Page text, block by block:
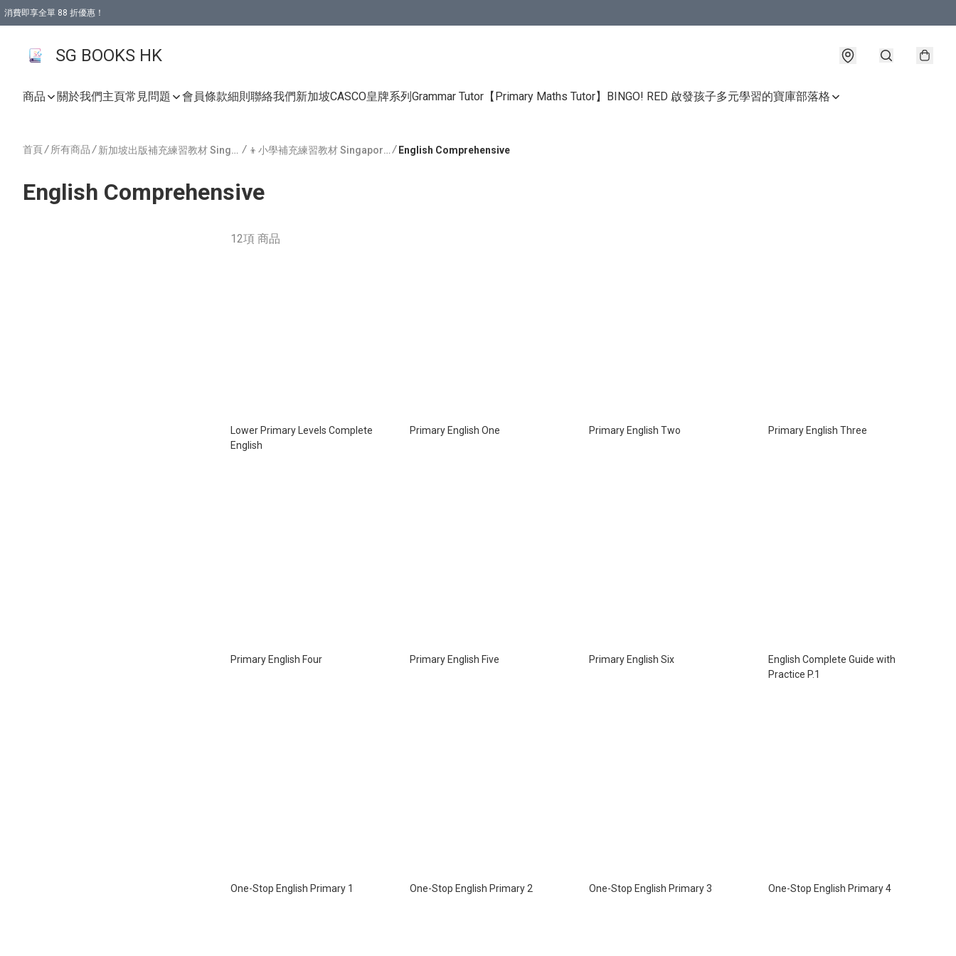
消費即享全單 88 折優惠！
SG BOOKS HK
商品 關於我們主頁常見問題 會員條款細則聯絡我們新加坡CASCO皇牌系列Grammar Tutor 【Primary Maths Tutor】 BINGO! RED 啟發孩子多元學習的寶庫部落格
首頁/ 所有商品 / 新加坡出版補充練習教材 Singapore Publishing / 👦小學補充練習教材 Singapore Primary / English Comprehensive
English Comprehensive
12項 商品
Lower Primary Levels Complete
English
Primary English One Primary English Two Primary English Three
Primary English Four Primary English Five Primary English Six
English Complete Guide with
Practice P.1
One-Stop English Primary 1 One-Stop English Primary 2 One-Stop English Primary 3 One-Stop English Primary 4